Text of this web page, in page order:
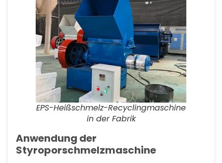
EPS-Heißschmelz-Recyclingmaschine
in der Fabrik
Anwendung der
Styroporschmelzmaschine